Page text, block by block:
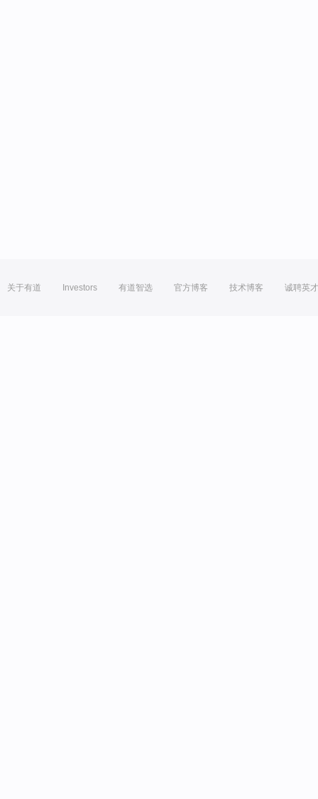
关于有道 Investors 有道智选 官方博客 技术博客 诚聘英才